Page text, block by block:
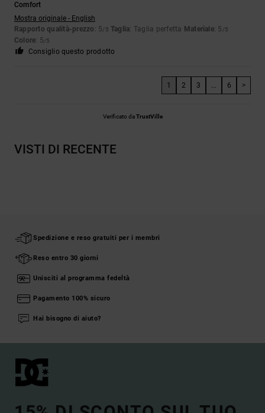
Comfort
Mostra originale - English
Rapporto qualità-prezzo : 5/5 Taglia: Taglia perfetta Materiale: 5 /5
Colore: 5/5
Consiglio questo prodotto
1 2 3 6 >
Verificato daTrustVille
VISTI DI RECENTE
Spedizione e reso gratuiti per i membri
Reso entro 30 giorni
Unisciti al programma fedeltà
Pagamento 100% sicuro
Hai bisogno di aiuto?